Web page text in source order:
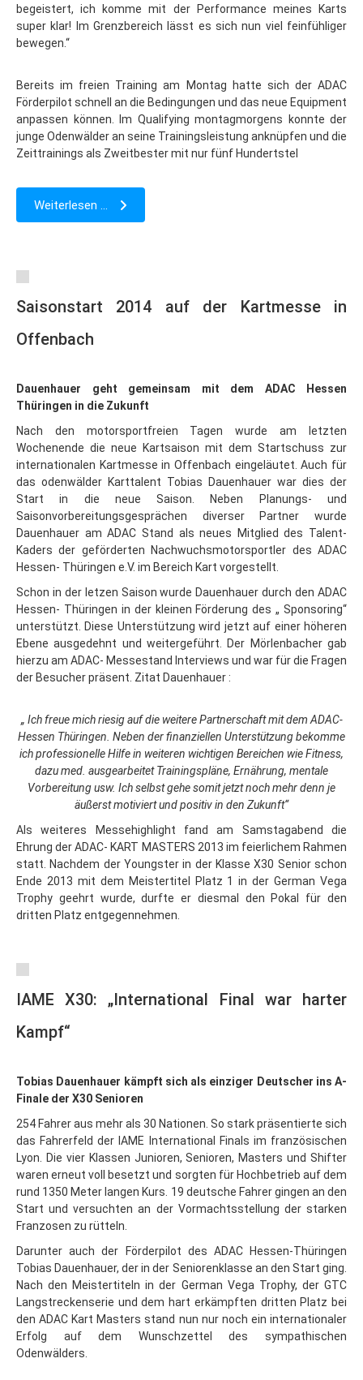
begeistert, ich komme mit der Performance meines Karts
super klar! Im Grenzbereich lässt es sich nun viel feinfühliger
bewegen.“
Bereits im freien Training am Montag hatte sich der ADAC
Förderpilot schnell an die Bedingungen und das neue Equipment
anpassen können. Im Qualifying montagmorgens konnte der
junge Odenwälder an seine Trainingsleistung anknüpfen und die
Zeittrainings als Zweitbester mit nur fünf Hundertstel
Weiterlesen ...
Saisonstart 2014 auf der Kartmesse in
Offenbach
Dauenhauer geht gemeinsam mit dem ADAC Hessen
Thüringen in die Zukunft
Nach den motorsportfreien Tagen wurde am letzten
Wochenende die neue Kartsaison mit dem Startschuss zur
internationalen Kartmesse in Offenbach eingeläutet. Auch für
das odenwälder Karttalent Tobias Dauenhauer war dies der
Start in die neue Saison. Neben Planungs- und
Saisonvorbereitungsgesprächen diverser Partner wurde
Dauenhauer am ADAC Stand als neues Mitglied des Talent-
Kaders der geförderten Nachwuchsmotorsportler des ADAC
Hessen- Thüringen e.V. im Bereich Kart vorgestellt.
Schon in der letzen Saison wurde Dauenhauer durch den ADAC
Hessen- Thüringen in der kleinen Förderung des „ Sponsoring“
unterstützt. Diese Unterstützung wird jetzt auf einer höheren
Ebene ausgedehnt und weitergeführt. Der Mörlenbacher gab
hierzu am ADAC- Messestand Interviews und war für die Fragen
der Besucher präsent. Zitat Dauenhauer :
„ Ich freue mich riesig auf die weitere Partnerschaft mit dem ADAC-
Hessen Thüringen. Neben der finanziellen Unterstützung bekomme
ich professionelle Hilfe in weiteren wichtigen Bereichen wie Fitness,
dazu med. ausgearbeitet Trainingspläne, Ernährung, mentale
Vorbereitung usw. Ich selbst gehe somit jetzt noch mehr denn je
äußerst motiviert und positiv in den Zukunft“
Als weiteres Messehighlight fand am Samstagabend die
Ehrung der ADAC- KART MASTERS 2013 im feierlichem Rahmen
statt. Nachdem der Youngster in der Klasse X30 Senior schon
Ende 2013 mit dem Meistertitel Platz 1 in der German Vega
Trophy geehrt wurde, durfte er diesmal den Pokal für den
dritten Platz entgegennehmen.
IAME X30: „International Final war harter
Kampf“
Tobias Dauenhauer kämpft sich als einziger Deutscher ins A-
Finale der X30 Senioren
254 Fahrer aus mehr als 30 Nationen. So stark präsentierte sich
das Fahrerfeld der IAME International Finals im französischen
Lyon. Die vier Klassen Junioren, Senioren, Masters und Shifter
waren erneut voll besetzt und sorgten für Hochbetrieb auf dem
rund 1350 Meter langen Kurs. 19 deutsche Fahrer gingen an den
Start und versuchten an der Vormachtsstellung der starken
Franzosen zu rütteln.
Darunter auch der Förderpilot des ADAC Hessen-Thüringen
Tobias Dauenhauer, der in der Seniorenklasse an den Start ging.
Nach den Meistertiteln in der German Vega Trophy, der GTC
Langstreckenserie und dem hart erkämpften dritten Platz bei
den ADAC Kart Masters stand nun nur noch ein internationaler
Erfolg auf dem Wunschzettel des sympathischen
Odenwälders.